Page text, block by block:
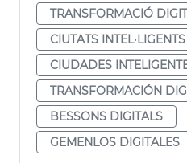
TRANSFORMACIÓ
CIUTATS INTEL·LIGENTS
CIUDADES
TRANSFORMACIÓN
BESSONS DIGITALS
GEMENLOS DIGITALES